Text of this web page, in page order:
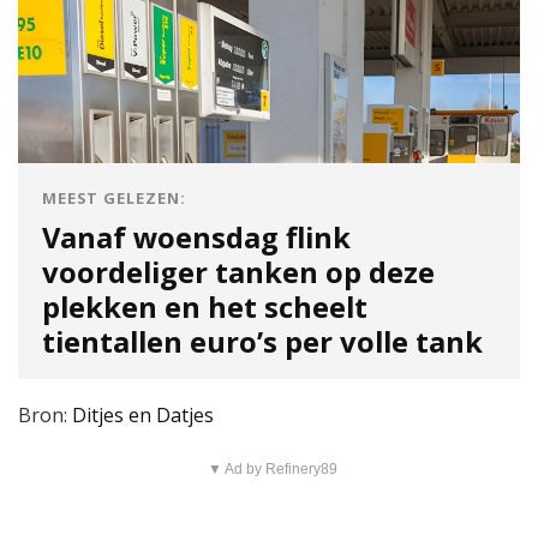
MEEST GELEZEN:
Vanaf woensdag flink
voordeliger tanken op deze
plekken en het scheelt
tientallen euro’s per volle tank
Bron: Ditjes en Datjes
▼ Ad by Refinery89